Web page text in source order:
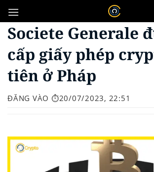
qua
nội
dung
Societe Generale
cấp giấy phép
tiên ở Pháp
ĐĂNG VÀO ⏱️20/07/2023, 22:51